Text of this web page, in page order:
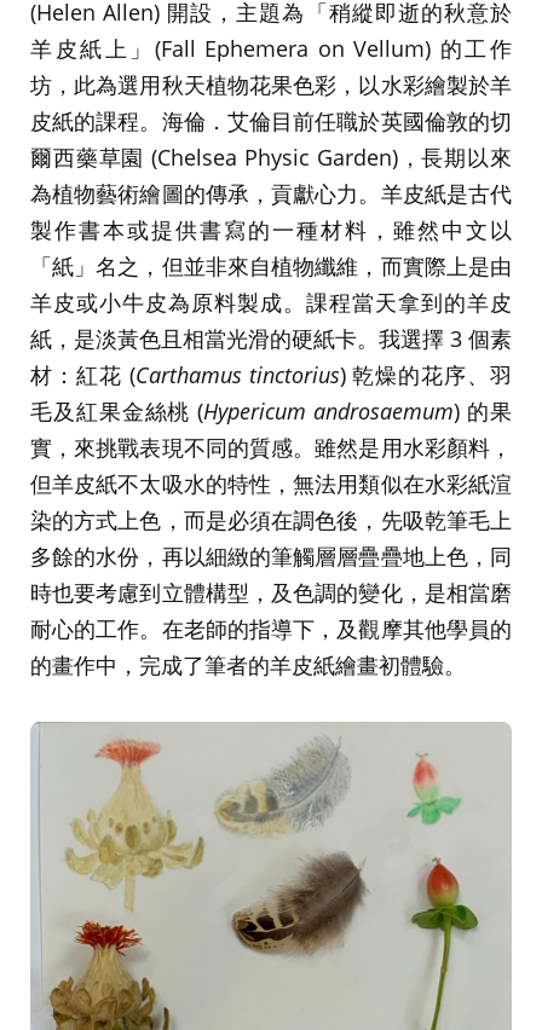
(Helen Allen) 開設，主題為「稍縱即逝的秋意於
羊皮紙上」(Fall Ephemera on Vellum) 的工作
坊，此為選用秋天植物花果色彩，以水彩繪製於羊
皮紙的課程。海倫．艾倫目前任職於英國倫敦的切
爾西藥草園 (Chelsea Physic Garden)，長期以來
為植物藝術繪圖的傳承，貢獻心力。羊皮紙是古代
製作書本或提供書寫的一種材料，雖然中文以
「紙」名之，但並非來自植物纖維，而實際上是由
羊皮或小牛皮為原料製成。課程當天拿到的羊皮
紙，是淡黃色且相當光滑的硬紙卡。我選擇 3 個素
材：紅花 (Carthamus tinctorius) 乾燥的花序、羽
毛及紅果金絲桃 (Hypericum androsaemum) 的果
實，來挑戰表現不同的質感。雖然是用水彩顏料，
但羊皮紙不太吸水的特性，無法用類似在水彩紙渲
染的方式上色，而是必須在調色後，先吸乾筆毛上
多餘的水份，再以細緻的筆觸層層疊疊地上色，同
時也要考慮到立體構型，及色調的變化，是相當磨
耐心的工作。在老師的指導下，及觀摩其他學員的
的畫作中，完成了筆者的羊皮紙繪畫初體驗。